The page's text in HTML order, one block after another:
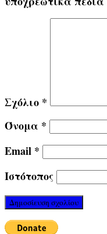
Σχόλιο *
Όνομα *
Email *
Ιστότοπος